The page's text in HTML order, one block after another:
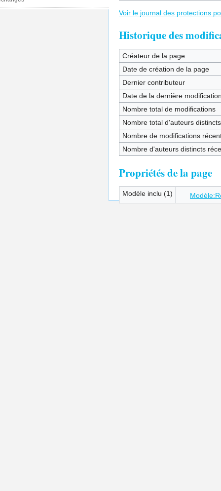
Voir le journal des protections
Historique des
Créateur de la page
Date de création de la page
Dernier contributeur
Date de la dernière
Nombre total de modifications
Nombre total d'auteurs distincts
Nombre de modifications
Nombre d'auteurs distincts
Propriétés de la page
Modèle inclu (1)